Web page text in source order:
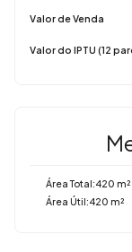
Valor de Venda
Valor do IPTU (12
Área Total:420 m²
Área Útil:420 m²